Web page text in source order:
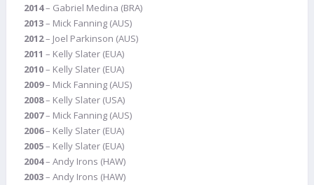
2014– Gabriel Medina (BRA)
2013– Mick Fanning (AUS)
2012– Joel Parkinson (AUS)
2011 – Kelly Slater (EUA)
2010– Kelly Slater (EUA)
2009– Mick Fanning (AUS)
2008– Kelly Slater (USA)
2007– Mick Fanning (AUS)
2006– Kelly Slater (EUA)
2005– Kelly Slater (EUA)
2004– Andy Irons (HAW)
2003– Andy Irons (HAW)